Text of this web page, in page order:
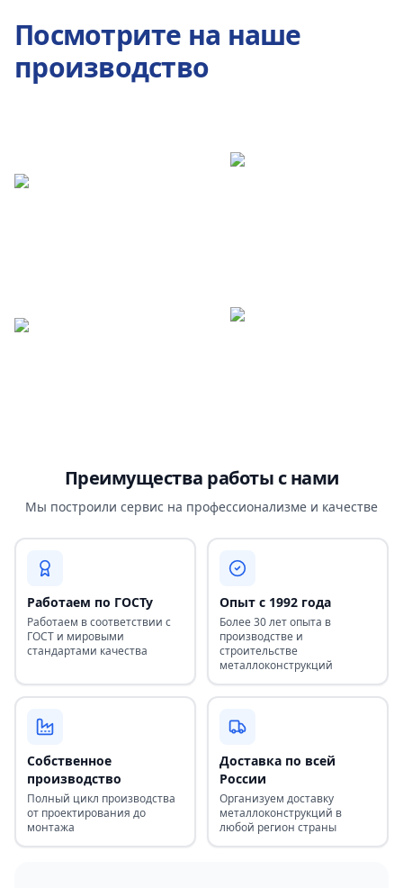
Посмотрите на наше
производство
Преимущества работы с нами
Мы построили сервис на профессионализме и качестве
Работаем по ГОСТу
Работаем в соответствии с
ГОСТ и мировыми
стандартами качества
Опыт с 1992 года
Более 30 лет опыта в
производстве и
строительстве
металлоконструкций
Собственное
производство
Полный цикл производства
от проектирования до
монтажа
Доставка по всей
России
Организуем доставку
металлоконструкций в
любой регион страны